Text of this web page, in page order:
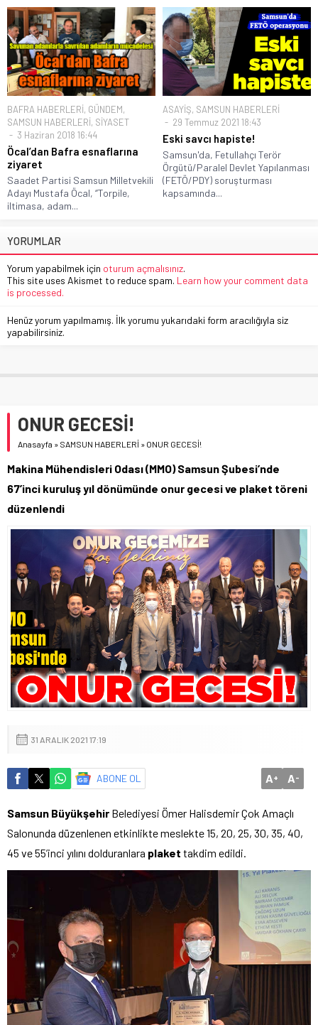
BAFRA HABERLERİ, GÜNDEM,
SAMSUN HABERLERİ, SİYASET
3 Haziran 2018 16:44
Öcal’dan Bafra esnaflarına
ziyaret
Saadet Partisi Samsun Milletvekili
Adayı Mustafa Öcal, ‘’Torpile,
iltimasa, adam...
ASAYİŞ, SAMSUN HABERLERİ
29 Temmuz 2021 18:43
Eski savcı hapiste!
Samsun'da, Fetullahçı Terör
Örgütü/Paralel Devlet Yapılanması
(FETÖ/PDY) soruşturması
kapsamında...
YORUMLAR
Yorum yapabilmek için oturum açmalısınız.
This site uses Akismet to reduce spam. Learn how your comment data
is processed.
Henüz yorum yapılmamış. İlk yorumu yukarıdaki form aracılığıyla siz
yapabilirsiniz.
ONUR GECESİ!
Anasayfa » SAMSUN HABERLERİ » ONUR GECESİ!
Makina Mühendisleri Odası (MMO) Samsun Şubesi’nde
67’inci kuruluş yıl dönümünde onur gecesi ve plaket töreni
düzenlendi
31 ARALIK 2021 17:19
ABONE OL A+ A-
Samsun Büyükşehir Belediyesi Ömer Halisdemir Çok Amaçlı
Salonunda düzenlenen etkinlikte meslekte 15, 20, 25, 30, 35, 40,
45 ve 55’inci yılını dolduranlara plaket takdim edildi.